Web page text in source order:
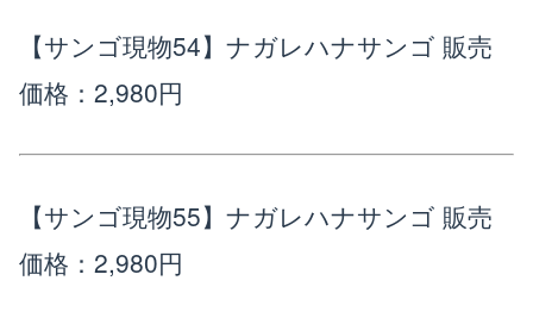
【サンゴ現物54】ナガレハナサンゴ 販売
価格：2,980円
【サンゴ現物55】ナガレハナサンゴ 販売
価格：2,980円